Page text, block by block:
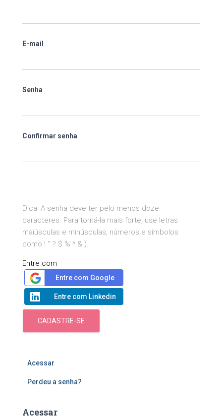
E-mail
Senha
Confirmar senha
Dica: A senha deve ter pelo menos doze
caracteres. Para torná-la mais forte, use letras
maiúsculas e minúsculas, números e símbolos
como ! " ? $ % ^ & ).
Entre com
Entre com Google
Entre com Linkedin
CADASTRE-SE
Acessar
Perdeu a senha?
Acessar